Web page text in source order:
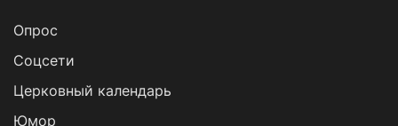
Опрос
Cоцсети
Церковный календарь
Юмор